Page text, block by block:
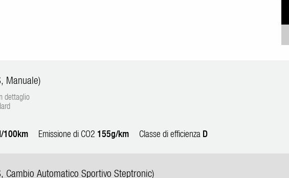
Manuale)
dettaglio
100km Emissione di CO2 155g/km Classe di efficienza D
Cambio Automatico Sportivo Steptronic)